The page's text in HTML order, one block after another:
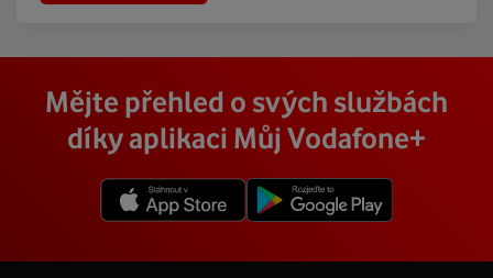
Mějte přehled o svých službách
díky aplikaci Můj Vodafone+